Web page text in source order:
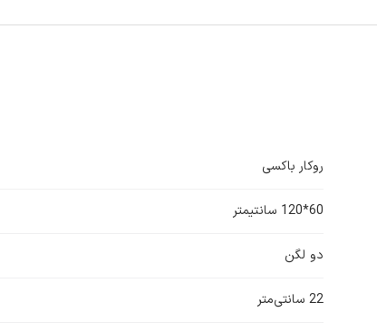
روکار باکسی
60*120 سانتیمتر
دو لگن
22 سانتی‌متر